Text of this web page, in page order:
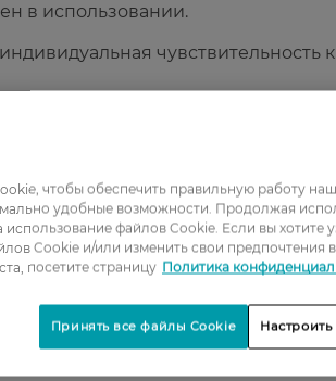
в использовании.
чувствительность к
M.A.G. №103:
чтобы обеспечить правильную работу
удобные возможности. Продолжая
использование файлов Cookie. Если вы хотите
Cookie и/или изменить свои предпочтения
посетите страницу Политика
Принять все файлы Cookie